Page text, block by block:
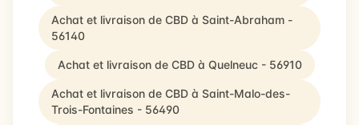
Achat et livraison de CBD à Saint-Abraham -
56140
Achat et livraison de CBD à Quelneuc - 56910
Achat et livraison de CBD à Saint-Malo-des-
Trois-Fontaines - 56490